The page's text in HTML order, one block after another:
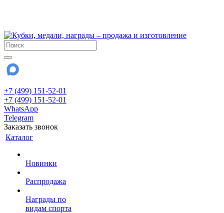
+7 (499) 151-52-01
+7 (499) 151-52-01
WhatsApp
Telegram
Заказать звонок
Каталог
Новинки
Распродажа
Награды по
видам спорта